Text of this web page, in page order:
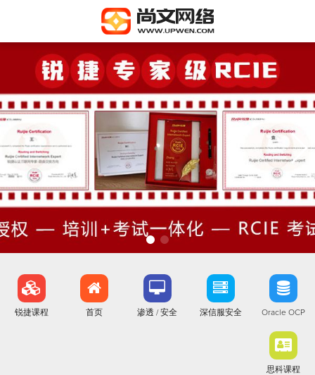
锐捷课程 首页 渗透 / 安全 深信服安全 Oracle OCP
思科课程